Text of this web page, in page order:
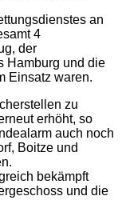
an
4
der
Hamburg und die
Einsatz waren.
zu
erhöht, so
auch noch
Boitze und
bekämpft
und die